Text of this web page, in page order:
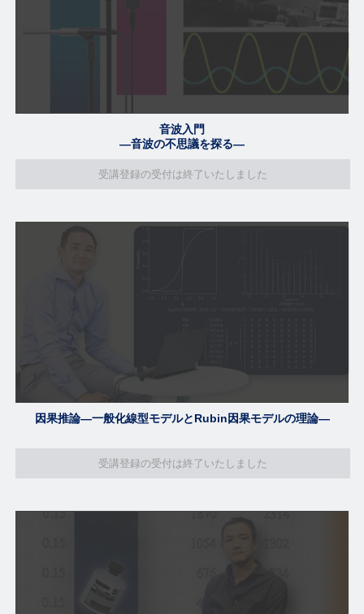
音波入門
―音波の不思議を探る―
受講登録の受付は終了いたしました
因果推論―一般化線型モデルとRubin因果モデルの理論―
受講登録の受付は終了いたしました